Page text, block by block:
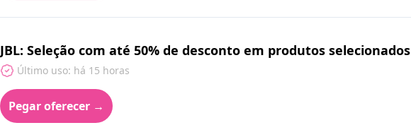
JBL: Seleção com até 50% de desconto em produtos selecionados
Último uso: há 15 horas
Pegar oferecer →